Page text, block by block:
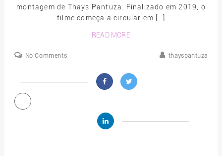
montagem de Thays Pantuza. Finalizado em 2019, o
filme começa a circular em […]
READ MORE
No Comments thayspantuza